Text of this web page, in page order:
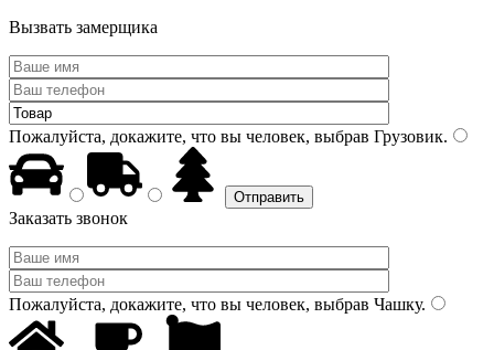
Вызвать замерщика
Пожалуйста, докажите, что вы человек, выбрав Грузовик.
Заказать звонок
Пожалуйста, докажите, что вы человек, выбрав Чашку.